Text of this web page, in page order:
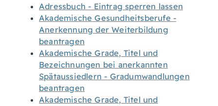
Adressbuch - Eintrag sperren lassen
Akademische Gesundheitsberufe -
Anerkennung der Weiterbildung
beantragen
Akademische Grade, Titel und
Bezeichnungen bei anerkannten
Spätaussiedlern - Gradumwandlungen
beantragen
Akademische Grade, Titel und